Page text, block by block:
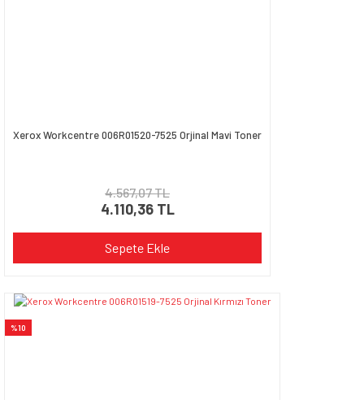
Xerox Workcentre 006R01520-7525 Orjinal Mavi Toner
4.567,07 TL
4.110,36 TL
Sepete Ekle
%10